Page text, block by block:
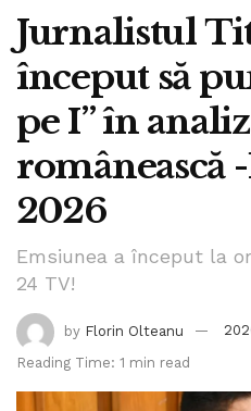
Jurnalistul
început să
pe I” în
românească
2026
Emsiunea a început la
24 TV!
by Florin Olteanu
Reading Time: 1 min read